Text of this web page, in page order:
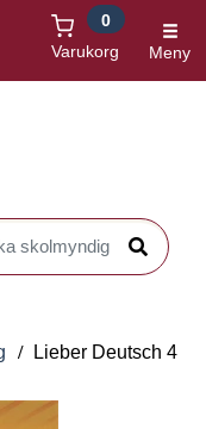
Varukorg
0
Meny
Sök
Lieber Deutsch 4